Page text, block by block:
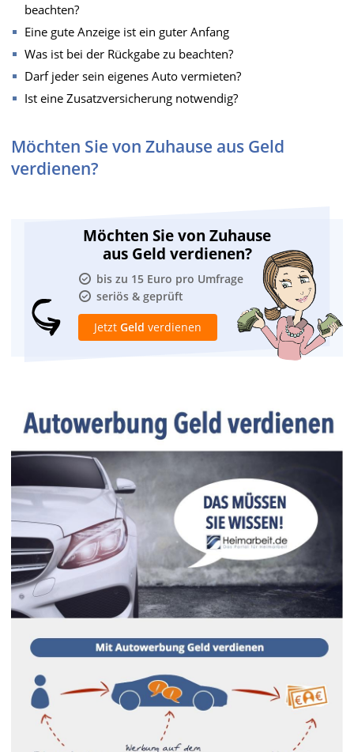
beachten?
Eine gute Anzeige ist ein guter Anfang
Was ist bei der Rückgabe zu beachten?
Darf jeder sein eigenes Auto vermieten?
Ist eine Zusatzversicherung notwendig?
Möchten Sie von Zuhause aus Geld
verdienen?
Möchten Sie von Zuhause
aus Geld verdienen?
bis zu 15 Euro pro Umfrage
seriös & geprüft
Jetzt Geld verdienen